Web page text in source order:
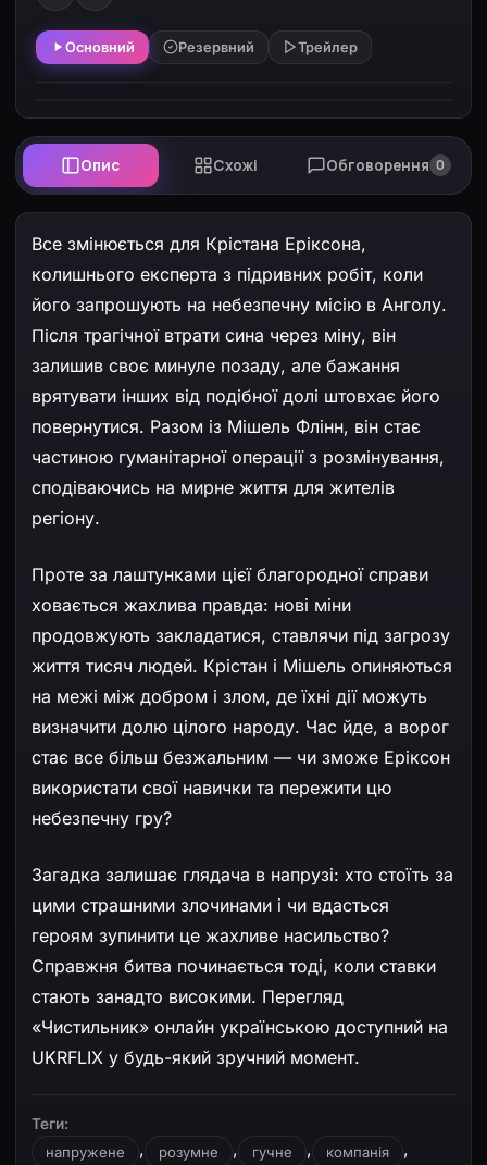
Основний Резервний Трейлер
Опис Схожі Обговорення 0
Все змінюється для Крістана Еріксона,
колишнього експерта з підривних робіт, коли
його запрошують на небезпечну місію в Анголу.
Після трагічної втрати сина через міну, він
залишив своє минуле позаду, але бажання
врятувати інших від подібної долі штовхає його
повернутися. Разом із Мішель Флінн, він стає
частиною гуманітарної операції з розмінування,
сподіваючись на мирне життя для жителів
регіону.
Проте за лаштунками цієї благородної справи
ховається жахлива правда: нові міни
продовжують закладатися, ставлячи під загрозу
життя тисяч людей. Крістан і Мішель опиняються
на межі між добром і злом, де їхні дії можуть
визначити долю цілого народу. Час йде, а ворог
стає все більш безжальним — чи зможе Еріксон
використати свої навички та пережити цю
небезпечну гру?
Загадка залишає глядача в напрузі: хто стоїть за
цими страшними злочинами і чи вдасться
героям зупинити це жахливе насильство?
Справжня битва починається тоді, коли ставки
стають занадто високими. Перегляд
«Чистильник» онлайн українською доступний на
UKRFLIX у будь-який зручний момент.
Теги:
напружене
, розумне , гучне , компанія ,